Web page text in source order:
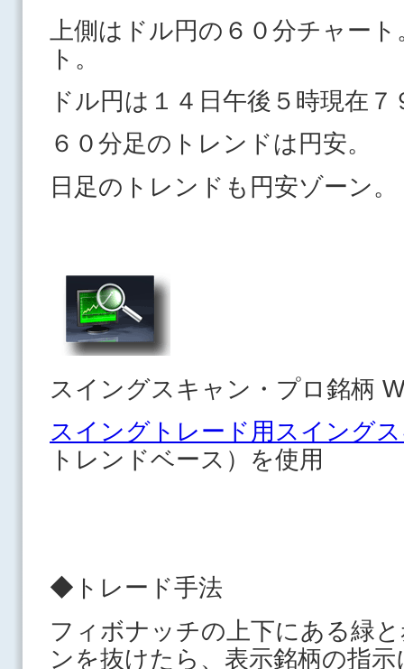
上側はドル円の６０分チャー
ト。
ドル円は１４日午後５時現在７
６０分足のトレンドは円安。
日足のトレンドも円安ゾーン。
スイングスキャン・プロ銘柄
スイングトレード用スイング
トレンドベース）を使用
◆トレード手法
フィボナッチの上下にある緑
ンを抜けたら、表示銘柄の指